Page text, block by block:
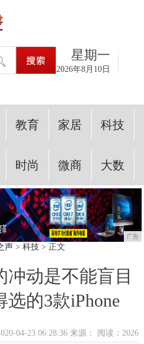
星期一
2026年8月10日
教育 家居 科技
时尚 微商 大数
广告
声> 科技> 正文
冲动是不能盲目
的3款iPhone
04-23 06:28:36 来源： 阅读：2026